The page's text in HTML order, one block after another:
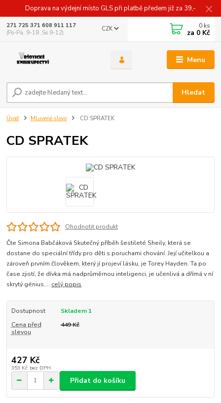
Doprava na výdejní místo GLS při platbě předem již za 39,-
Menu
CZK
Hledat
271 725 371 608 911 117
(Po-Pá, 9-18 ,So 9-12)
0 ks
za 0 Kč
Úvod Mluvené slovo CD SPRATEK
CD SPRATEK
Ohodnotit produkt
Čte Simona Babčáková Skutečný příběh šestileté Sheily, která se
dostane do speciální třídy pro děti s poruchami chování. Její učitelkou a
zároveň prvním člověkem, který jí projeví lásku, je Torey Hayden. Ta po
čase zjistí, že dívka má nadprůměrnou inteligenci, je učenlivá a dřímá v ní
skrytý génius.... celý popis
Dostupnost
Skladem 1
Cena před
slevou
449 Kč
427 Kč
353 Kč bez DPH
Přidat do košíku